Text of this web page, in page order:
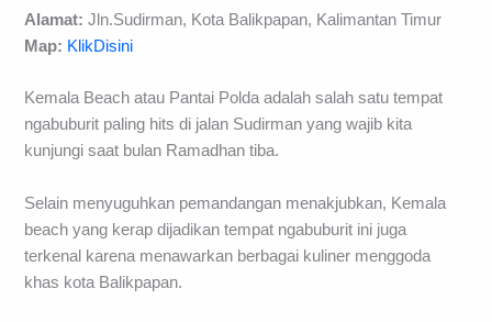
Alamat: Jln.Sudirman, Kota Balikpapan, Kalimantan Timur
Map: KlikDisini
Kemala Beach atau Pantai Polda adalah salah satu tempat
ngabuburit paling hits di jalan Sudirman yang wajib kita
kunjungi saat bulan Ramadhan tiba.
Selain menyuguhkan pemandangan menakjubkan, Kemala
beach yang kerap dijadikan tempat ngabuburit ini juga
terkenal karena menawarkan berbagai kuliner menggoda
khas kota Balikpapan.